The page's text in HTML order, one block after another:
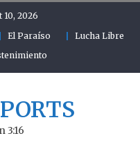
10, 2026
El Paraíso
Lucha Libre
3:16